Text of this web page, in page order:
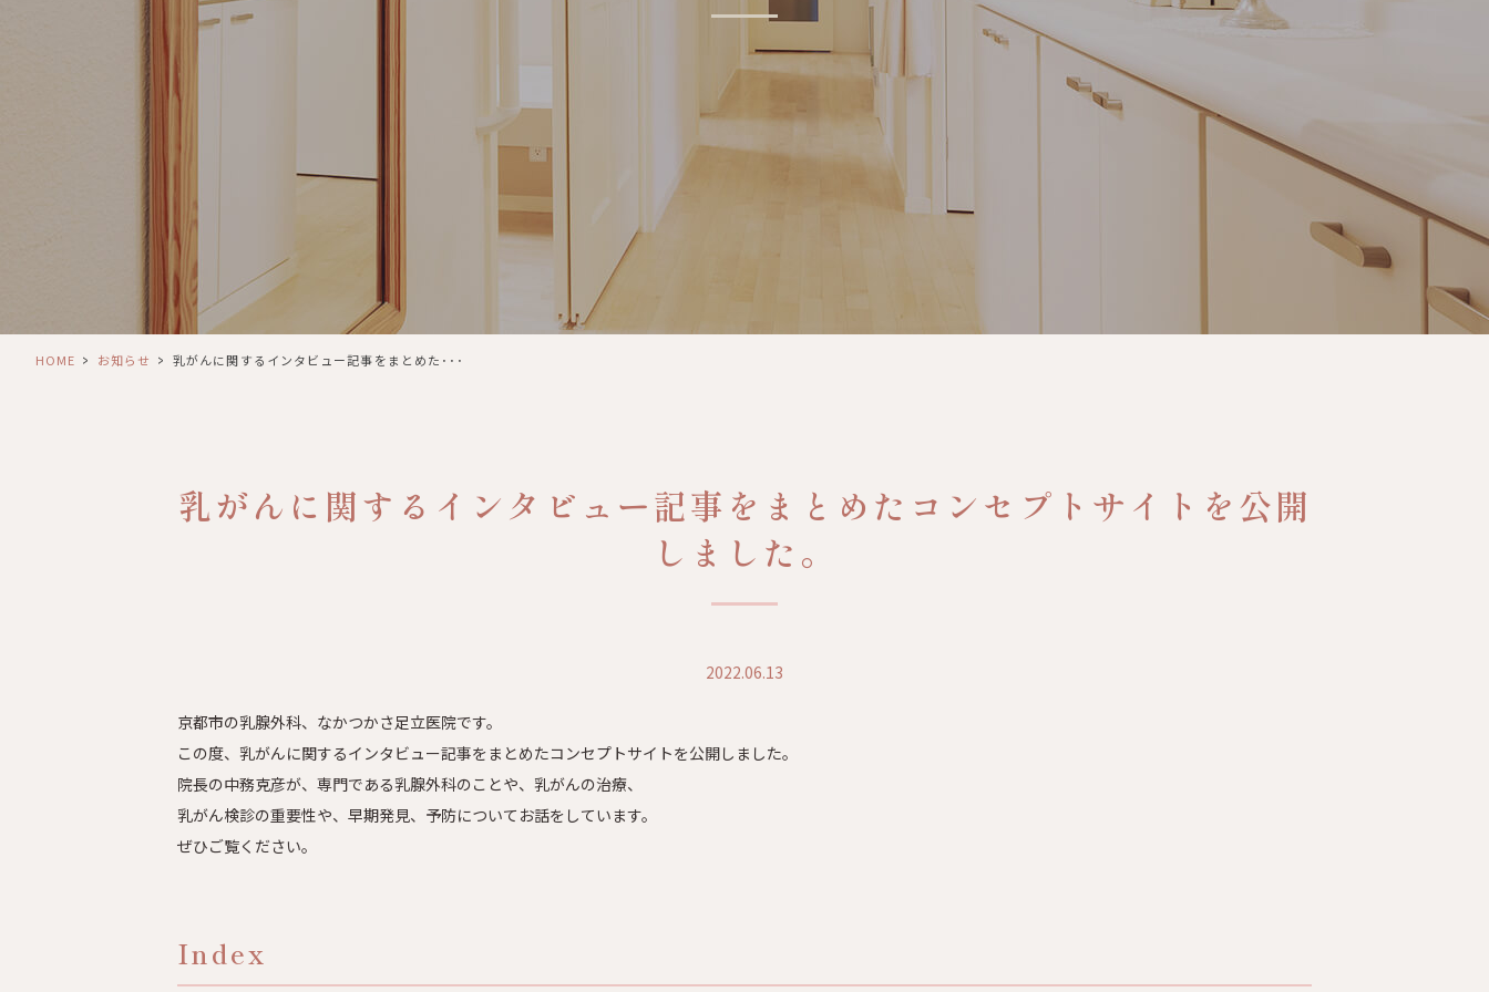
HOME > お知らせ > 乳がんに関するインタビュー記事をまとめた･･･
乳がんに関するインタビュー記事をまとめたコンセプトサイトを公開
しました。
2022.06.13
京都市の乳腺外科、なかつかさ足立医院です。
この度、乳がんに関するインタビュー記事をまとめたコンセプトサイトを公開しました。
院長の中務克彦が、専門である乳腺外科のことや、乳がんの治療、
乳がん検診の重要性や、早期発見、予防についてお話をしています。
ぜひご覧ください。
Index